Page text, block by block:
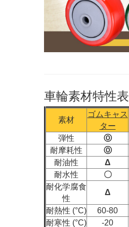
車輪素材特性表
素材
ゴムキャス
ター
弾性
Ⓞ
耐摩耗性
Ⓞ
耐油性
Δ
耐水性
〇
耐化学腐食
性
Δ
耐熱性 (°C) 60-80
耐寒性 (°C)
-20